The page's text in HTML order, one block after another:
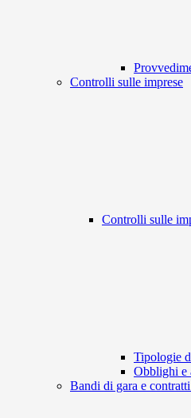
Controlli sulle imprese
Controlli sulle
Tipologie
Obblighi e
Bandi di gara e contratti